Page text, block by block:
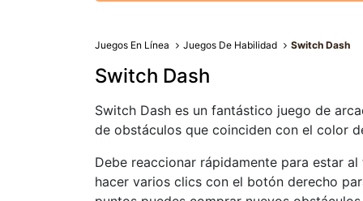
Juegos En Línea Juegos De Habilidad Switch Dash
Switch Dash
Switch Dash es un fantástico juego de
de obstáculos que coinciden con el color
Debe reaccionar rápidamente para estar
hacer varios clics con el botón derecho